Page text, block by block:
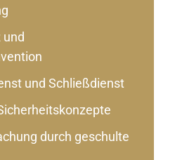
und
und Schließdienst
durch geschulte